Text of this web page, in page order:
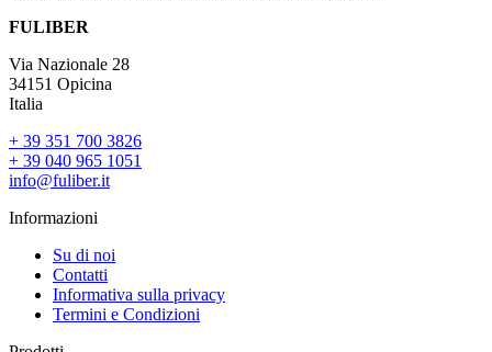
FULIBER
Via Nazionale 28
34151 Opicina
Italia
+ 39 351 700 3826
+ 39 040 965 1051
info@fuliber.it
Informazioni
Su di noi
Contatti
Informativa sulla privacy
Termini e Condizioni